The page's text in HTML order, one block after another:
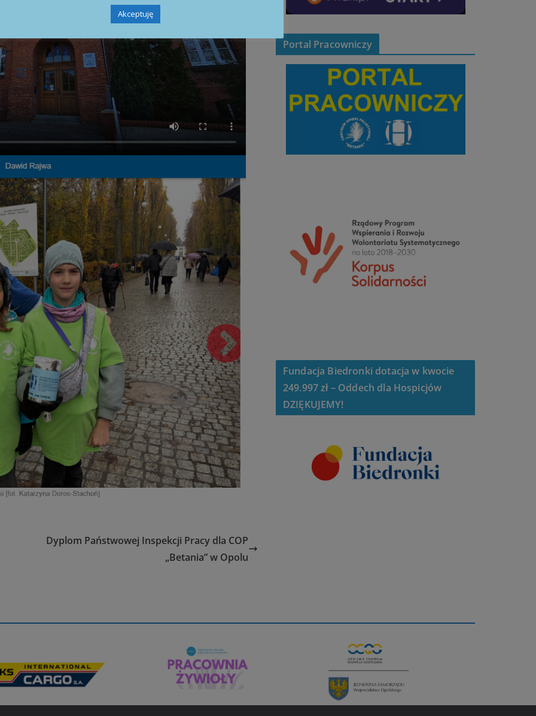
Dyplom Państwowej Inspekcji Pracy dla COP
„Betania” w Opolu
Portal Pracowniczy
Fundacja Biedronki dotacja w kwocie
249.997 zł – Oddech dla Hospicjów
DZIĘKUJEMY!
Akceptuję